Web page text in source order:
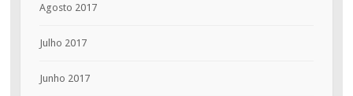
Agosto 2017
Julho 2017
Junho 2017